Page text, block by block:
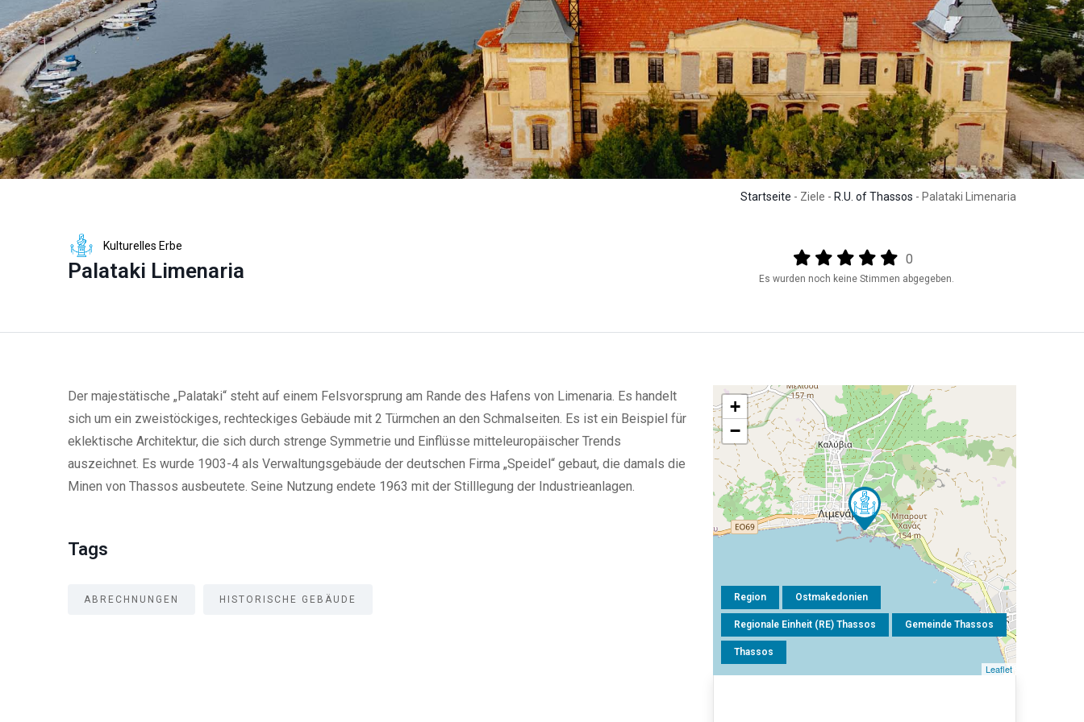
Startseite - Ziele - R.U. of Thassos - Palataki Limenaria
Kulturelles Erbe
Palataki Limenaria
Output format
(star)(star)(star)(star)(star)
0
Es wurden noch keine Stimmen abgegeben.
Der majestätische „Palataki“ steht auf einem Felsvorsprung am Rande des Hafens von Limenaria. Es handelt
sich um ein zweistöckiges, rechteckiges Gebäude mit 2 Türmchen an den Schmalseiten. Es ist ein Beispiel für
eklektische Architektur, die sich durch strenge Symmetrie und Einflüsse mitteleuropäischer Trends
auszeichnet. Es wurde 1903-4 als Verwaltungsgebäude der deutschen Firma „Speidel“ gebaut, die damals die
Minen von Thassos ausbeutete. Seine Nutzung endete 1963 mit der Stilllegung der Industrieanlagen.
Tags
ABRECHNUNGEN HISTORISCHE GEBÄUDE Region Ostmakedonien
Regionale Einheit (RE) Thassos Gemeinde Thassos
Thassos
+
−
Leaflet